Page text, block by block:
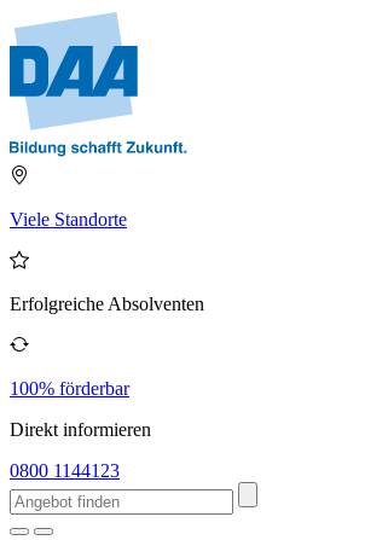
Viele Standorte
Erfolgreiche Absolventen
100% förderbar
Direkt informieren
0800 1144123